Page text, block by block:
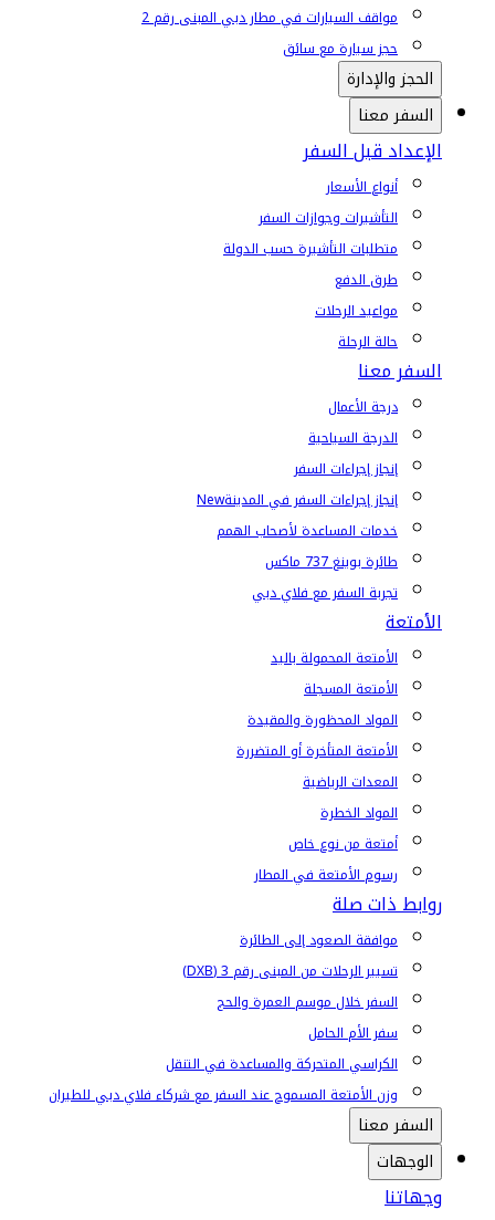
مواقف السيارات في مطار دبي المبنى رقم 2
حجز سيارة مع سائق
الحجز والإدارة
السفر معنا
الإعداد قبل السفر
أنواع الأسعار
التأشيرات وجوازات السفر
متطلبات التأشيرة حسب الدولة
طرق الدفع
مواعيد الرحلات
حالة الرحلة
السفر معنا
درجة الأعمال
الدرجة السياحية
إنجاز إجراءات السفر
إنجاز إجراءات السفر في المدينةNew
خدمات المساعدة لأصحاب الهمم
طائرة بوينغ 737 ماكس
تجربة السفر مع فلاي دبي
الأمتعة
الأمتعة المحمولة باليد
الأمتعة المسجلة
المواد المحظورة والمقيدة
الأمتعة المتأخرة أو المتضررة
المعدات الرياضية
المواد الخطرة
أمتعة من نوع خاص
رسوم الأمتعة في المطار
روابط ذات صلة
موافقة الصعود إلى الطائرة
تسيير الرحلات من المبنى رقم 3 (DXB)
السفر خلال موسم العمرة والحج
سفر الأم الحامل
الكراسي المتحركة والمساعدة في التنقل
وزن الأمتعة المسموح عند السفر مع شركاء فلاي دبي للطيران
السفر معنا
الوجهات
وجهاتنا